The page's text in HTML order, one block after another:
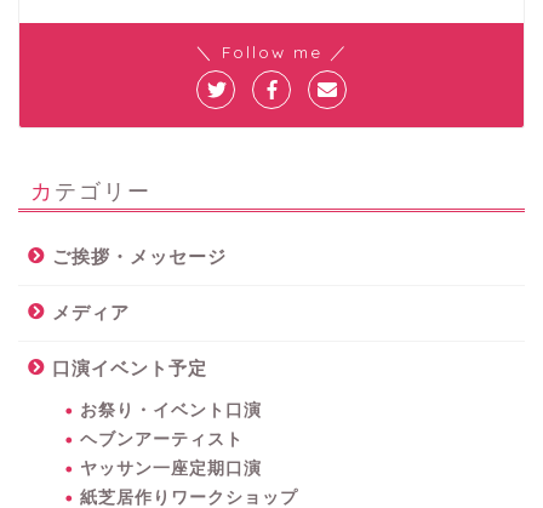
＼ Follow me ／
カテゴリー
ご挨拶・メッセージ
メディア
口演イベント予定
お祭り・イベント口演
ヘブンアーティスト
ヤッサン一座定期口演
紙芝居作りワークショップ